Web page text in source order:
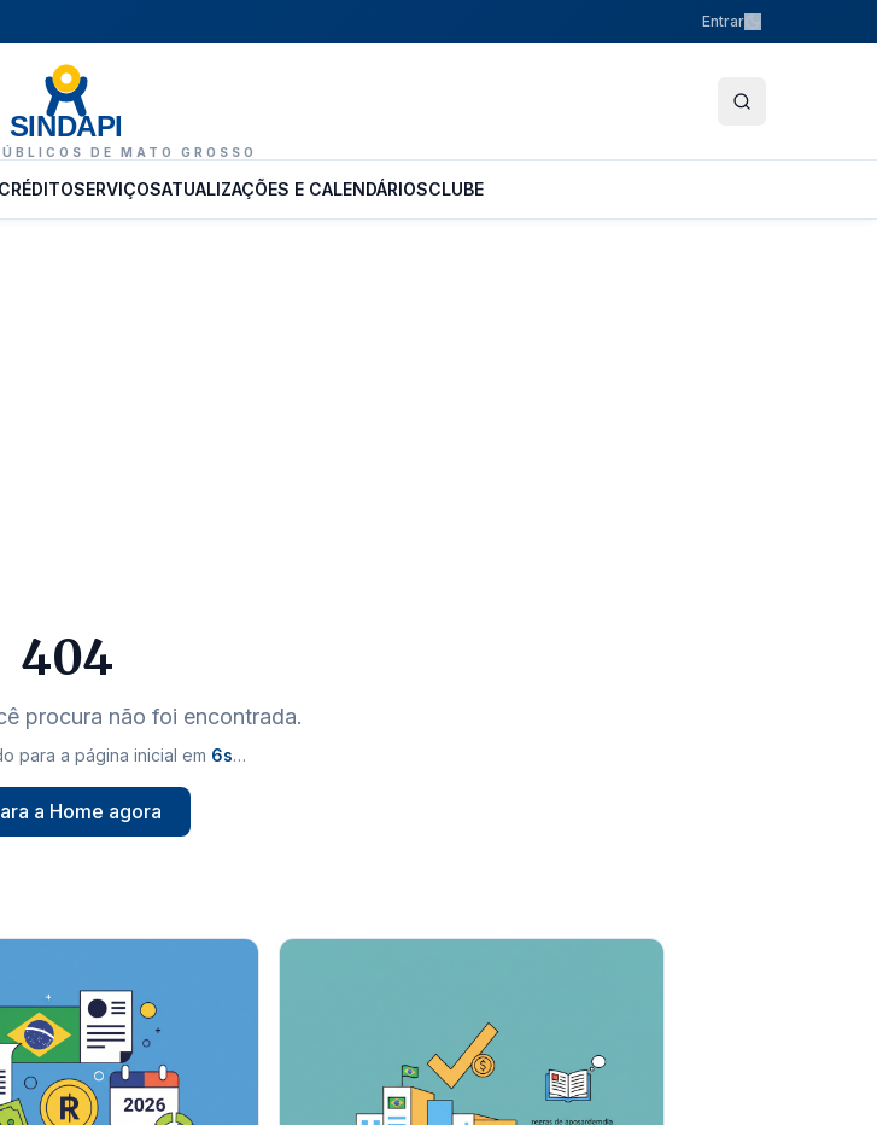
Entrar
SINDAPI
DE MATO GROSSO
SERVIÇOSATUALIZAÇÕES E CALENDÁRIOSCLUBE
404
procura não foi encontrada.
para a página inicial em 5s…
a Home agora